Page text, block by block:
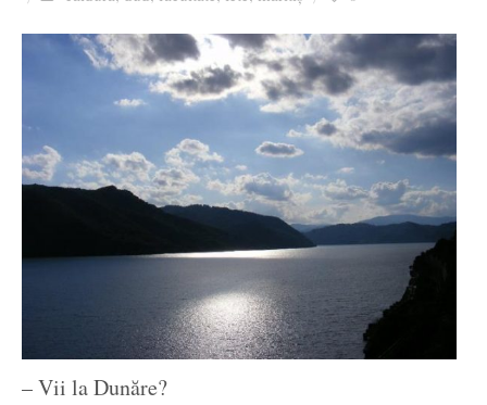
Ziua culorii
– Vii la Dunăre?